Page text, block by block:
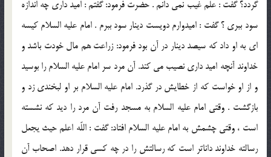
گردد؟ گفت : علم غيب نمي دانم . حضرت فرمود: گفتم : اميد داري چه اندازه
سود ببري ؟ گفت : اميدوارم دويست دينار سود ببرم . امام عليه السلام كيسه
اي به او داد كه سيصد دينار در آن بود فرمود: زراعت هم مال خودت باشد و
خداوند آنچه اميد داري نصيب مي كند. آن مرد سر امام عليه السلام را بوسيد
و از او خواست كه از خطايش در گذرد. امام عليه السلام بر او لبخندي زد و
بازگشت . وقتي امام عليه السلام به مسجد رفت آن مرد را ديد كه نشسته
است ، وقتي چشمش به امام عليه السلام افتاد: گفت : اللّه اعلم حيث يجعل
رسالته خداوند داناتر است كه رسالتش را در چه كسي قرار دهد. اصحاب آن